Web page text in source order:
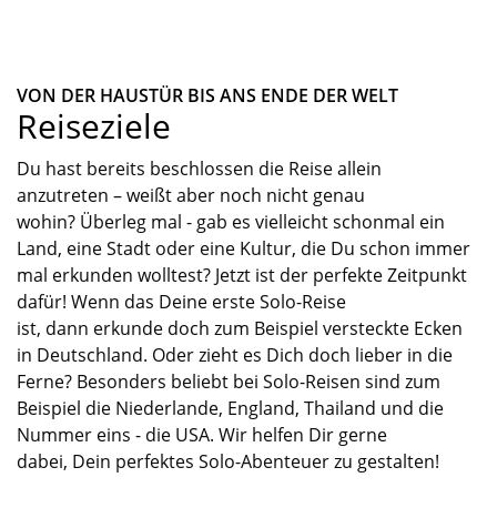
VON DER HAUSTÜR BIS ANS ENDE DER WELT
Reiseziele
Du hast bereits beschlossen die Reise allein
anzutreten – weißt aber noch nicht genau
wohin? Überleg mal -gab es vielleichtschonmal ein
Land, eine Stadt oder eine Kultur, die Du schon immer
mal erkunden wolltest? Jetzt ist der perfekte Zeitpunkt
dafür! Wenn das Deine erste Solo-Reise
ist, dann erkunde doch zum Beispiel versteckte Ecken
in Deutschland. Oder zieht es Dich doch lieber in die
Ferne? Besonders beliebt bei Solo-Reisen sind zum
Beispiel die Niederlande, England, Thailand und die
Nummer eins - die USA. Wir helfen Dir gerne
dabei, Dein perfektes Solo-Abenteuer zu gestalten!